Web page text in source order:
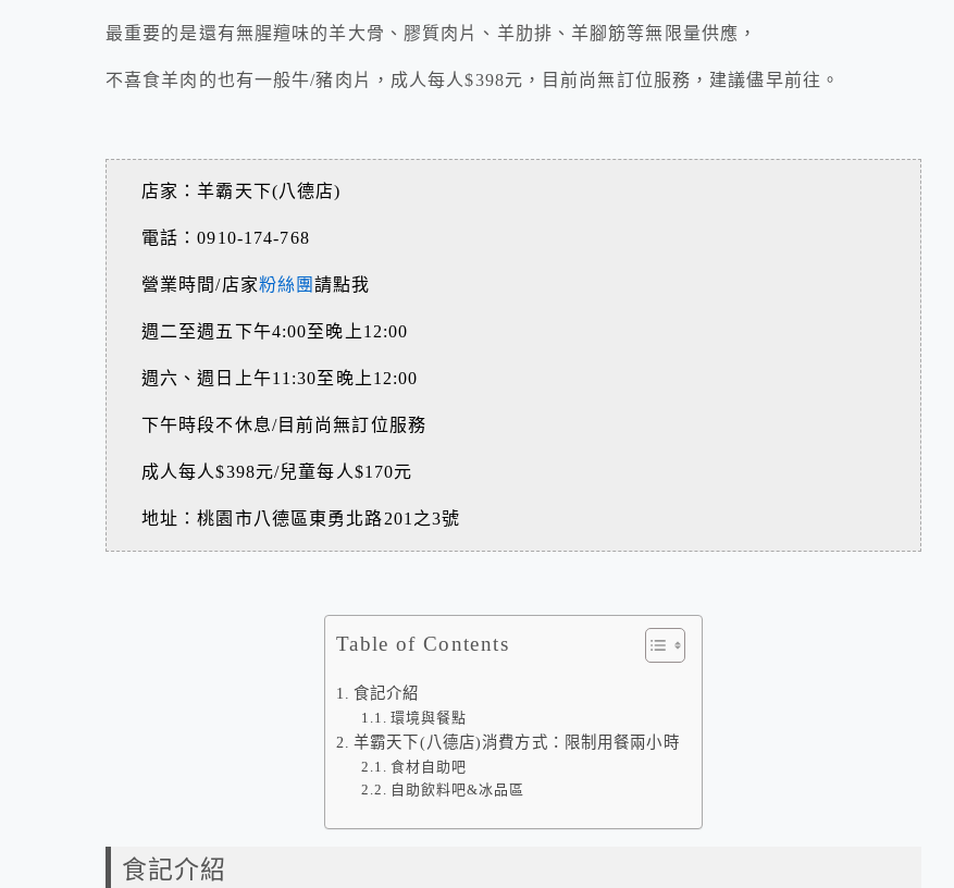
最重要的是還有無腥羶味的羊大骨、膠質肉片、羊肋排、羊腳筋等無限量供應，
不喜食羊肉的也有一般牛/豬肉片，成人每人$398元，目前尚無訂位服務，建議儘早前往。
店家：羊霸天下(八德店)
電話：0910-174-768
營業時間/店家粉絲團請點我
週二至週五下午4:00至晚上12:00
週六、週日上午11:30至晚上12:00
下午時段不休息/目前尚無訂位服務
成人每人$398元/兒童每人$170元
地址：桃園市八德區東勇北路201之3號
Table of Contents
食記介紹
環境與餐點
羊霸天下(八德店)消費方式：限制用餐兩小時
食材自助吧
自助飲料吧&冰品區
食記介紹